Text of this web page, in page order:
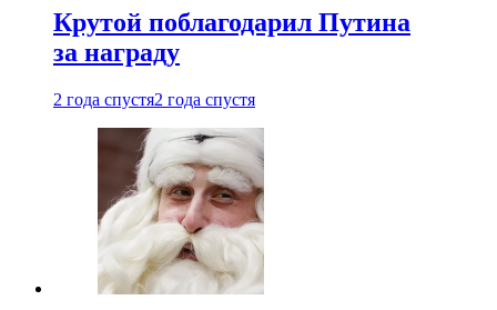
Крутой поблагодарил Путина
за награду
2 года спустя2 года спустя